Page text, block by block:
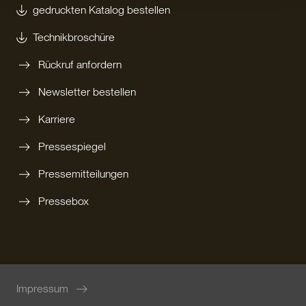
gedruckten Katalog bestellen
Technikbroschüre
Rückruf anfordern
Newsletter bestellen
Karriere
Pressespiegel
Pressemitteilungen
Pressebox
Impressum